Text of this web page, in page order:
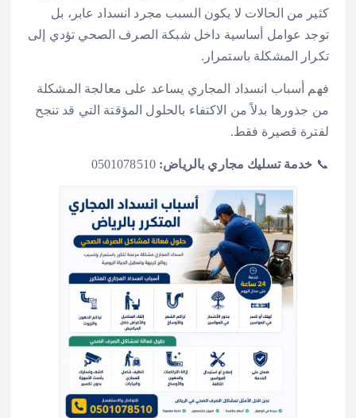
كثير من الحالات لا يكون السبب مجرد انسداد عابر، بل
توجد عوامل أساسية داخل شبكة الصرف الصحي تؤدي إلى
تكرار المشكلة باستمرار.
فهم أسباب انسداد المجاري يساعد على معالجة المشكلة
من جذورها بدلاً من الاكتفاء بالحلول المؤقتة التي قد تنجح
لفترة قصيرة فقط.
📞 خدمة تسليك مجاري بالرياض: 0501078510